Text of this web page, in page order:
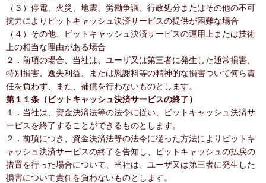
（３）停電、火災、地震、労働争議、行政処分またはその他の不可
抗力によりビットキャッシュ決済サービスの提供が困難な場合
（４）その他、ビットキャッシュ決済サービスの運用上または技術
上の相当な理由がある場合
２．前項の場合、当社は、ユーザ又は第三者に発生した通常損害、
特別損害、逸失利益、または慰謝料等の精神的な損害ついて何ら責
任を負わず、また、補償を行わないものとします。
第１１条（ビットキャッシュ決済サービスの終了）
１．当社は、資金決済法等の法令に従い、ビットキャッシュ決済サ
ービスを終了することができるものとします。
２．前項につき、資金決済法等の法令に従った方法によりビットキ
ャッシュ決済サービスの終了を告知し、ビットキャッシュの払戻の
措置を行った場合について、当社は、ユーザ又は第三者に発生した
損害について責任を負わないものとします。